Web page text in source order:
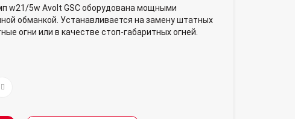
w21/5w Avolt GSC оборудована мощными
обманкой. Устанавливается на замену штатных
огни или в качестве стоп-габаритных огней.